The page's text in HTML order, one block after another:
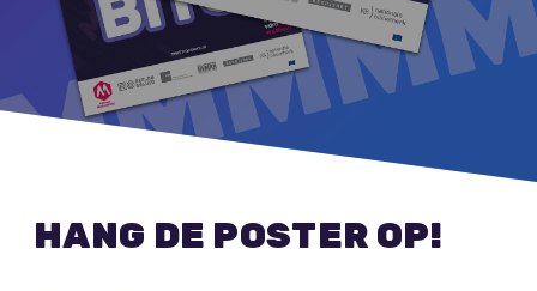
HANG DE POSTER OP!